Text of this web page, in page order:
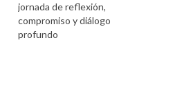
jornada de reflexión,
compromiso y diálogo
profundo